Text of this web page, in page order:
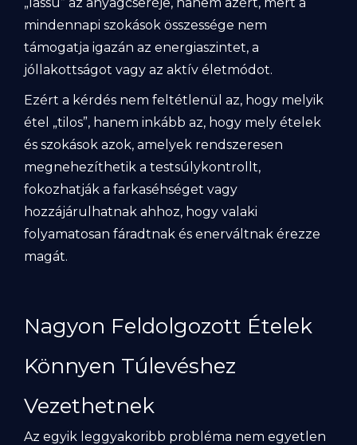
mindennapi szokások összessége nem
támogatja igazán az energiaszintet, a
jóllakottságot vagy az aktív életmódot.
Ezért a kérdés nem feltétlenül az, hogy melyik
étel „tilos”, hanem inkább az, hogy mely ételek
és szokások azok, amelyek rendszeresen
megnehezíthetik a testsúlykontrollt,
fokozhatják a farkaséhséget vagy
hozzájárulhatnak ahhoz, hogy valaki
folyamatosan fáradtnak és enerváltnak érezze
magát.
Nagyon Feldolgozott Ételek
Könnyen Túlevéshez
Vezethetnek
Az egyik leggyakoribb probléma nem egyetlen